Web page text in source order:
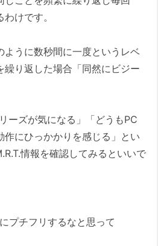
けです。
ように数秒間に一度というレベ
繰り返した場合「同然にビジー
ーズが気になる」「どうもPC
作にひっかかりを感じる」とい
情報を確認してみるといいで
プチフリするなと思って